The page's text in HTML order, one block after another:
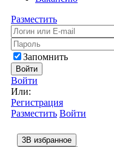
Разместить
Запомнить
Войти
Войти
Или:
Регистрация
Разместить Войти
3В избранное